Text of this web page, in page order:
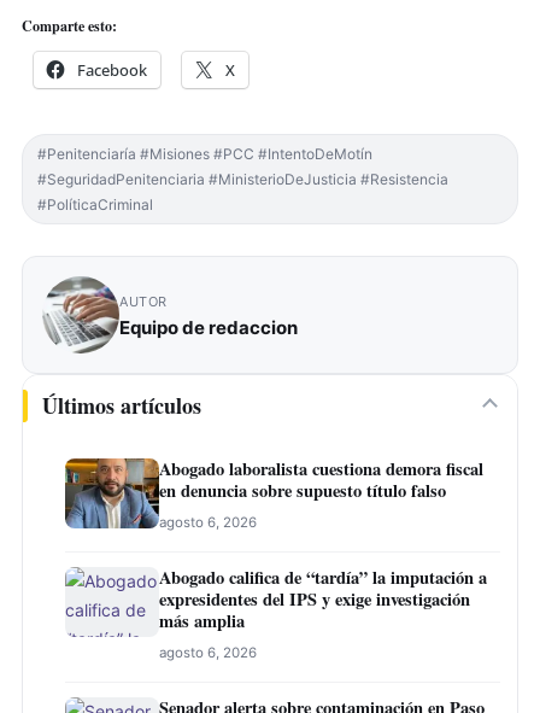
Comparte esto:
Facebook X
#Penitenciaría #Misiones #PCC #IntentoDeMotín
#SeguridadPenitenciaria #MinisterioDeJusticia #Resistencia
#PolíticaCriminal
AUTOR
Equipo de redaccion
Últimos artículos
Abogado laboralista cuestiona demora fiscal
en denuncia sobre supuesto título falso
agosto 6, 2026
Abogado califica de “tardía” la imputación a
expresidentes del IPS y exige investigación
más amplia
agosto 6, 2026
Senador alerta sobre contaminación en Paso